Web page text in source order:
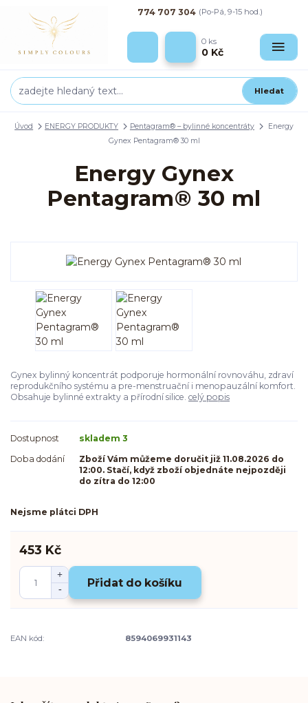
Hledat
774 707 304 (Po-Pá, 9-15 hod.)
0 ks
0 Kč
Úvod ENERGY PRODUKTY Pentagram® – bylinné koncentráty
Energy
Gynex Pentagram® 30 ml
Energy Gynex
Pentagram® 30 ml
Gynex bylinný koncentrát podporuje hormonální rovnováhu, zdraví
reprodukčního systému a pre-menstruační i menopauzální komfort.
Obsahuje bylinné extrakty a přírodní silice. celý popis
Dostupnost
skladem 3
Doba dodání
Zboží Vám můžeme doručit již 11.08.2026 do
12:00. Stačí, když zboží objednáte nejpozději
do zítra do 12:00
Nejsme plátci DPH
453 Kč
Přidat do košíku
EAN kód: 8594069931143